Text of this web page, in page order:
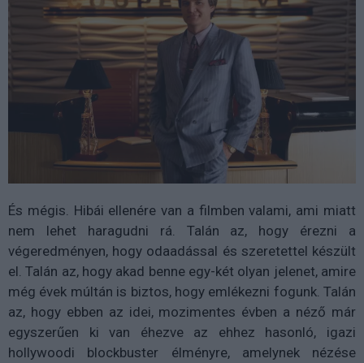
És mégis. Hibái ellenére van a filmben valami, ami miatt
nem lehet haragudni rá. Talán az, hogy érezni a
végeredményen, hogy odaadással és szeretettel készült
el. Talán az, hogy akad benne egy-két olyan jelenet, amire
még évek múltán is biztos, hogy emlékezni fogunk. Talán
az, hogy ebben az idei, mozimentes évben a néző már
egyszerűen ki van éhezve az ehhez hasonló, igazi
hollywoodi blockbuster élményre, amelynek nézése